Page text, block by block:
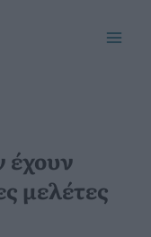
έχουν
μελέτες